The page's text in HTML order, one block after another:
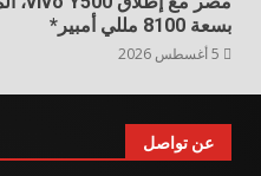
بسعة 8100 مللي أمبير*
عن تواصل